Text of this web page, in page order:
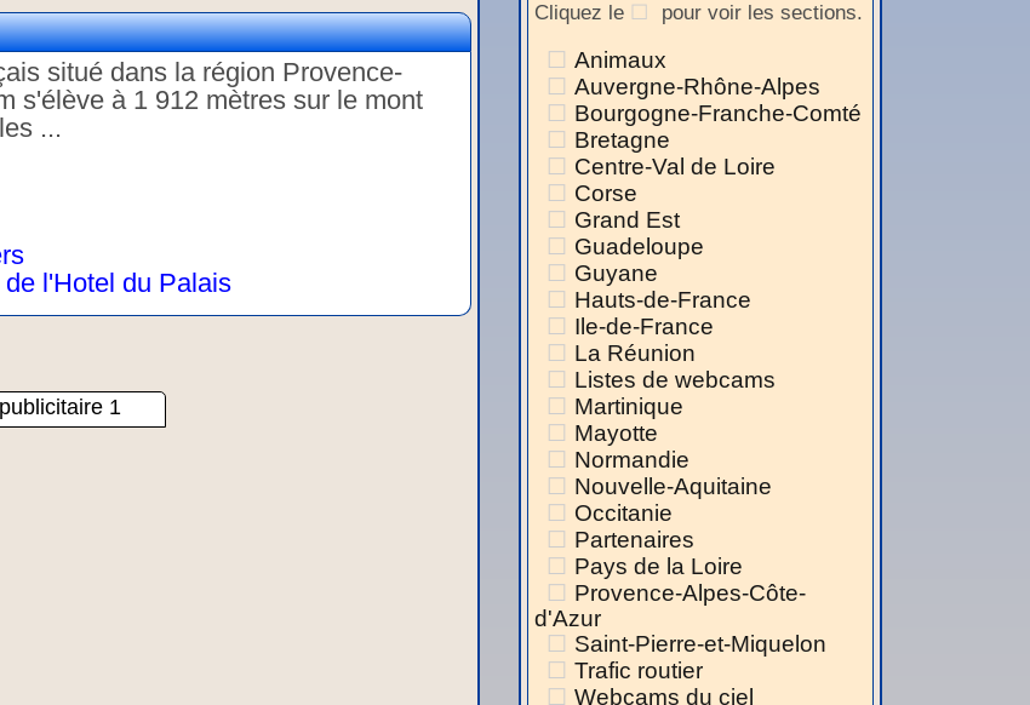
situé dans la région Provence-
s'élève à 1 912 mètres sur le mont
...
l'Hotel du Palais
1
Cliquez le
pour voir les sections.
Animaux
Auvergne-Rhône-Alpes
Bourgogne-Franche-Comté
Bretagne
Centre-Val de Loire
Corse
Grand Est
Guadeloupe
Guyane
Hauts-de-France
Ile-de-France
La Réunion
Listes de webcams
Martinique
Mayotte
Normandie
Nouvelle-Aquitaine
Occitanie
Partenaires
Pays de la Loire
Provence-Alpes-Côte-
d'Azur
Saint-Pierre-et-Miquelon
Trafic routier
Webcams du ciel